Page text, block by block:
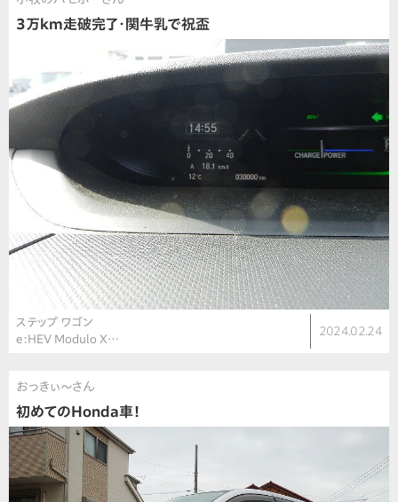
3万km走破完了・関牛乳で祝盃
ステップ ワゴン
e:HEV Modulo X…
2024.02.24
おっきぃ〜さん
初めてのHonda車！